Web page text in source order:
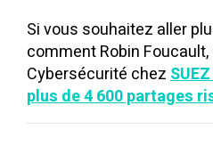
Si vous souhaitez aller
comment Robin
Cybersécurité chez
plus de 4 600 partages